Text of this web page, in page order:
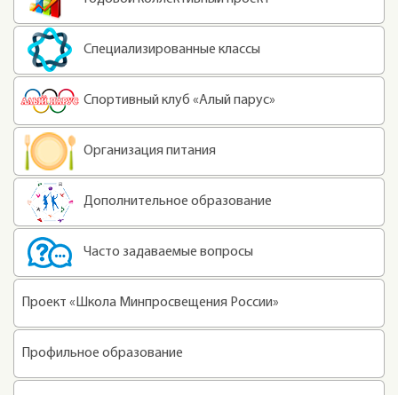
Специализированные классы
Спортивный клуб «Алый парус»
Организация питания
Дополнительное образование
Часто задаваемые вопросы
Проект «Школа Минпросвещения России»
Профильное образование